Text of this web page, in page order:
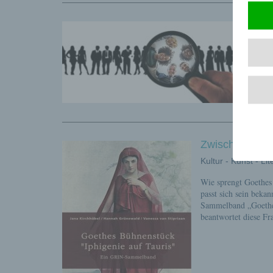
nur
sie
Zwischen
Kultur - Kunst -
Wie sprengt
passt sich sein
Sammelband
beantwortet diese